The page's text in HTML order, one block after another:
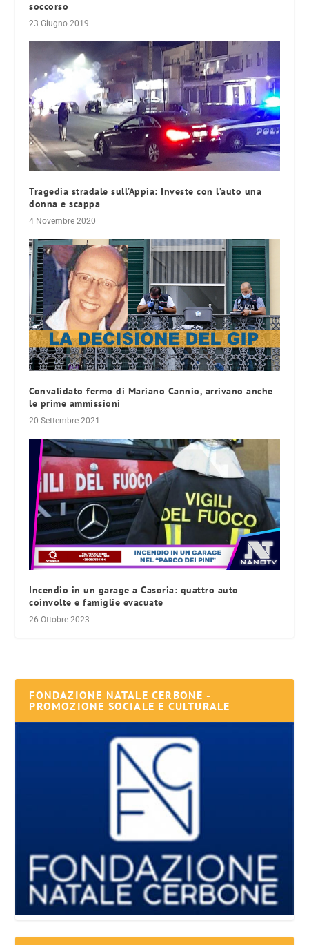
soccorso
23 Giugno 2019
Tragedia stradale sull’Appia: Investe con l’auto una
donna e scappa
4 Novembre 2020
Convalidato fermo di Mariano Cannio, arrivano anche
le prime ammissioni
20 Settembre 2021
Incendio in un garage a Casoria: quattro auto
coinvolte e famiglie evacuate
26 Ottobre 2023
FONDAZIONE NATALE CERBONE -
PROMOZIONE SOCIALE E CULTURALE